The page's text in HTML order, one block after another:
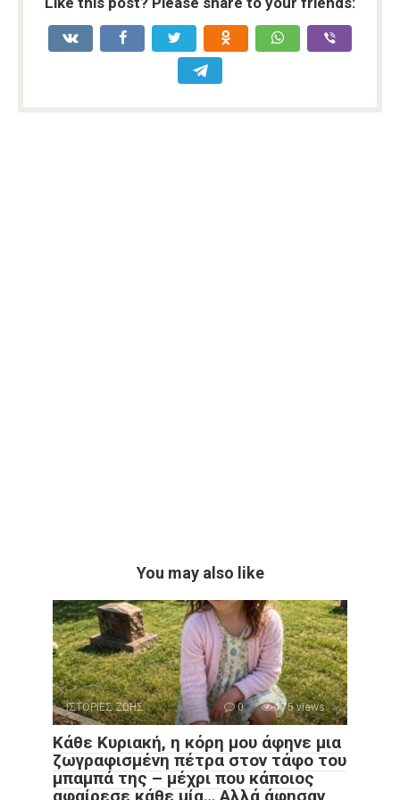
You may also like
ΙΣΤΟΡΙΕΣ ΖΩΗΣ 0 175 views
Κάθε Κυριακή, η κόρη μου άφηνε μια
ζωγραφισμένη πέτρα στον τάφο του
μπαμπά της – μέχρι που κάποιος
αφαίρεσε κάθε μία… Αλλά άφησαν